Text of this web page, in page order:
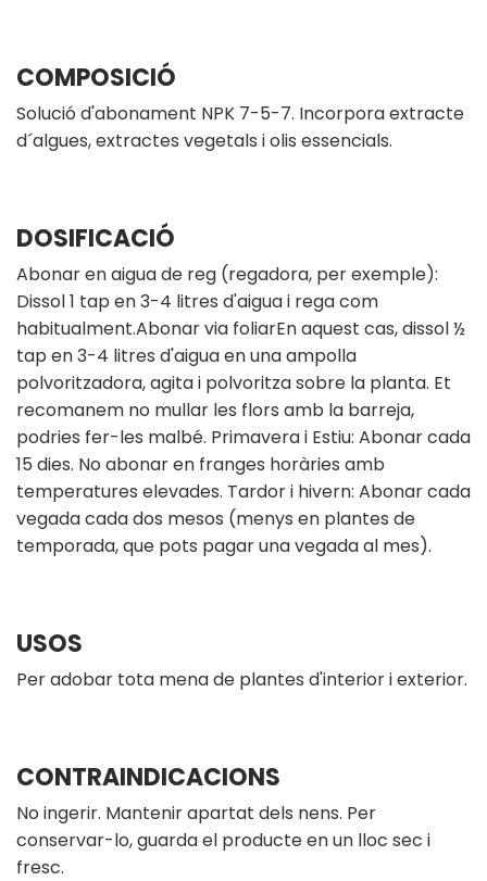
COMPOSICIÓ
Solució d'abonament NPK 7-5-7. Incorpora extracte
d´algues, extractes vegetals i olis essencials.
DOSIFICACIÓ
Abonar en aigua de reg (regadora, per exemple):
Dissol 1 tap en 3-4 litres d'aigua i rega com
habitualment.Abonar via foliarEn aquest cas, dissol ½
tap en 3-4 litres d'aigua en una ampolla
polvoritzadora, agita i polvoritza sobre la planta. Et
recomanem no mullar les flors amb la barreja,
podries fer-les malbé. Primavera i Estiu: Abonar cada
15 dies. No abonar en franges horàries amb
temperatures elevades. Tardor i hivern: Abonar cada
vegada cada dos mesos (menys en plantes de
temporada, que pots pagar una vegada al mes).
USOS
Per adobar tota mena de plantes d'interior i exterior.
CONTRAINDICACIONS
No ingerir. Mantenir apartat dels nens. Per
conservar-lo, guarda el producte en un lloc sec i
fresc.